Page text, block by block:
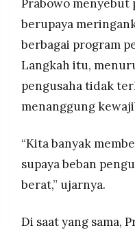
Prabowo menyebut
berupaya
berbagai program
Langkah itu,
pengusaha tidak
menanggung
“Kita banyak
supaya beban
berat,” ujarnya.
Di saat yang sama,